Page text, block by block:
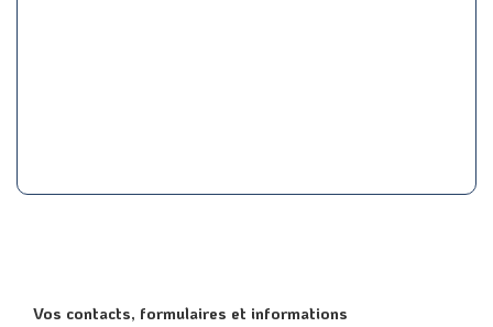
Vos contacts, formulaires et informations